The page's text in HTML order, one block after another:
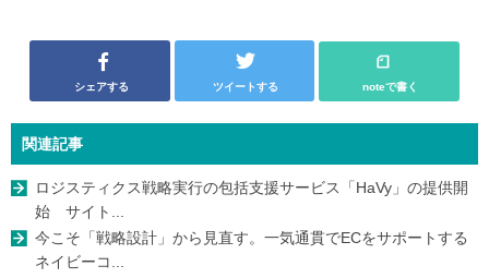
シェアする ツイートする noteで書く
関連記事
ロジスティクス戦略実行の包括支援サービス「HaVy」の提供開
始 サイト...
今こそ「戦略設計」から見直す。一気通貫でECをサポートする
ネイビーコ...